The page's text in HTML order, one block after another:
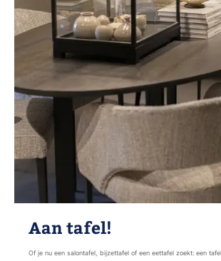
Aan tafel!
Of je nu een salontafel, bijzettafel of een eettafel zoekt: een